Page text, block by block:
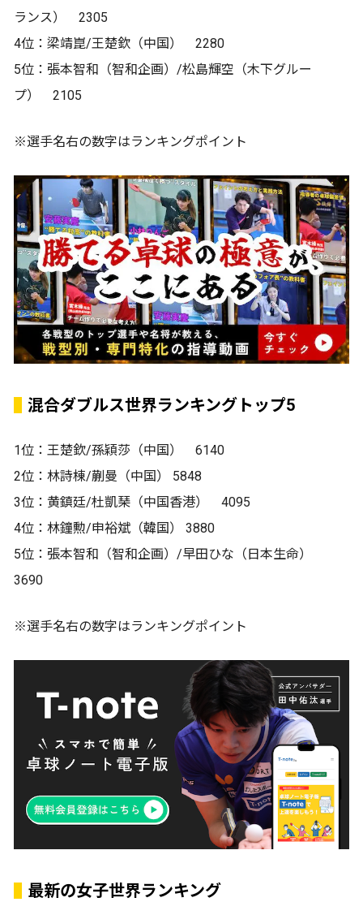
ランス） 2305
4位：梁靖崑/王楚欽（中国） 2280
5位：張本智和（智和企画）/松島輝空（木下グルー
プ） 2105
※選手名右の数字はランキングポイント
混合ダブルス世界ランキングトップ5
1位：王楚欽/孫穎莎（中国） 6140
2位：林詩棟/蒯曼（中国） 5848
3位：黄鎮廷/杜凱琹（中国香港） 4095
4位：林鐘勲/申裕斌（韓国） 3880
5位：張本智和（智和企画）/早田ひな（日本生命）
3690
※選手名右の数字はランキングポイント
最新の女子世界ランキング